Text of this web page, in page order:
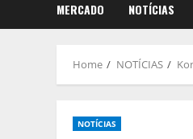
MERCADO NOTÍCIAS
Home NOTÍCIAS
NOTÍCIAS